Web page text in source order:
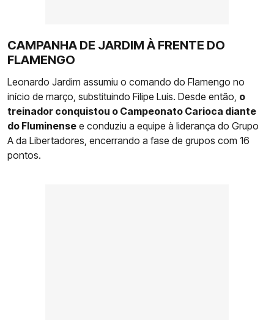
CAMPANHA DE JARDIM À FRENTE DO
FLAMENGO
Leonardo Jardim assumiu o comando do Flamengo no
início de março, substituindo Filipe Luís. Desde então, o
treinador conquistou o Campeonato Carioca diante
do Fluminense e conduziu a equipe à liderança do Grupo
A da Libertadores, encerrando a fase de grupos com 16
pontos.